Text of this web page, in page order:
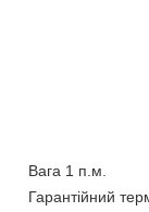
Вага 1 п.м.
Гарантійний